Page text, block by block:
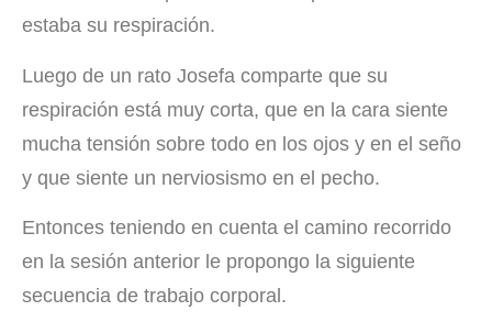
estaba su respiración.
Luego de un rato Josefa comparte que su
respiración está muy corta, que en la cara siente
mucha tensión sobre todo en los ojos y en el seño
y que siente un nerviosismo en el pecho.
Entonces teniendo en cuenta el camino recorrido
en la sesión anterior le propongo la siguiente
secuencia de trabajo corporal.